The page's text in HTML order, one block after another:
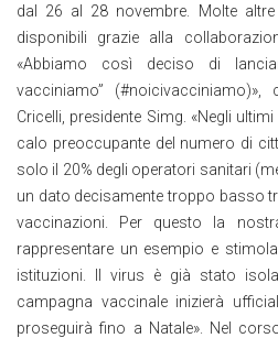
dal 26 al 28 novembre. Molte
disponibili grazie alla
«Abbiamo così deciso di
vacciniamo”
Cricelli, presidente Simg. «Negli
calo preoccupante del numero di
solo il 20% degli operatori sanitari
un dato decisamente troppo basso
vaccinazioni. Per questo la
rappresentare un esempio e
istituzioni. Il virus è già stato
campagna vaccinale inizierà
proseguirà fino a Natale». Nel